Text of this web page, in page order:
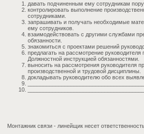
давать подчиненным ему сотрудникам
контролировать выполнение
сотрудниками.
запрашивать и получать необходимые
ему сотрудников.
взаимодействовать с другими службами
обязанности.
знакомиться с проектами решений
предлагать на рассмотрение
Должностной инструкцией обязанностями.
выносить на рассмотрения руководителя
производственной и трудовой дисциплины.
докладывать руководителю обо всех
Монтажник связи - линейщик несет